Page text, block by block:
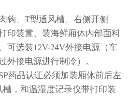
钩、T型通风槽、右侧开侧
印装置、装海鲜厢体内部面料
可选装12V-24V外接电源（车
外接电源进行制冷）。
药品认证必须加装厢体前后左
，和温湿度记录仪带打印装